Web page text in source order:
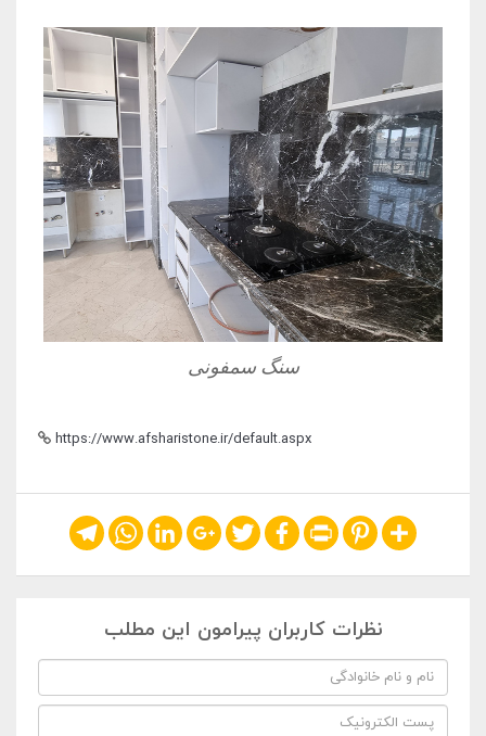
سنگ سمفونی
https://www.afsharistone.ir/default.aspx
Share
Pinterest
Print
Facebook
Twitter
Google+
LinkedIn
WhatsApp
Telegram
نظرات کاربران پیرامون این مطلب